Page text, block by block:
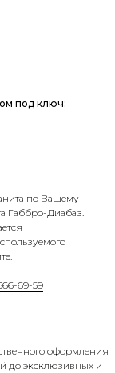
под ключ:
по Вашему
Габбро-Диабаз.
69-59
оформления
до эксклюзивных и